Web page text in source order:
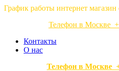
График работы интернет
Телефон в Москве
Контакты
О нас
Телефон в Москве